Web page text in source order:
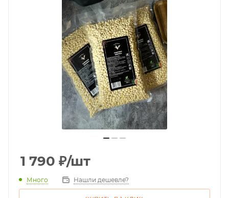
1 790 ₽/шт
Много Нашли дешевле?